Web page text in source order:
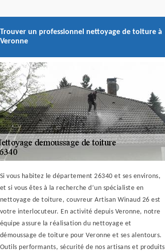
Trouver un professionnel nettoyage de toiture à
Veronne
Si vous habitez le département 26340 et ses environs,
et si vous êtes à la recherche d’un spécialiste en
nettoyage de toiture, couvreur Artisan Winaud 26 est
votre interlocuteur. En activité depuis Veronne, notre
équipe assure la réalisation du nettoyage et
démoussage de toiture pour Veronne et ses alentours.
Outils performants, sécurité de nos artisans et produits